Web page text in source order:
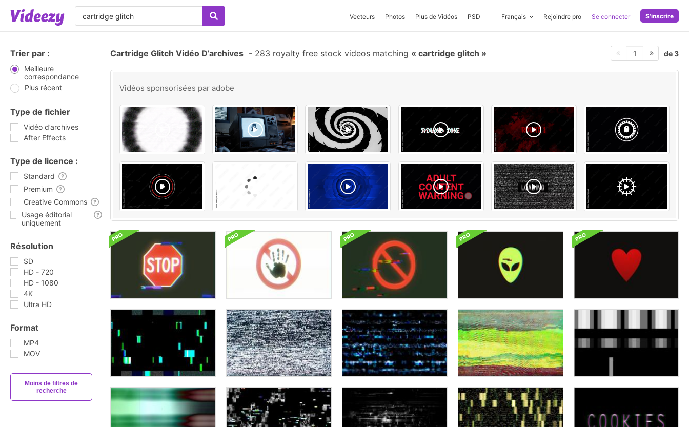
Vecteurs Photos Plus de Vidéos PSD Français Rejoindre pro Se connecter S'inscrire
Trier par :
Meilleure
correspondance
Plus récent
Type de fichier
Vidéo d’archives
After Effects
Type de licence :
Standard
Premium
Creative Commons
Usage éditorial
uniquement
Résolution
SD
HD - 720
HD - 1080
4K
Ultra HD
Format
MP4
MOV
Moins de filtres de
recherche
Cartridge Glitch Vidéo D’archives - 283 royalty free stock videos matching cartridge glitch 1 de 3
Vidéos sponsorisées par adobe